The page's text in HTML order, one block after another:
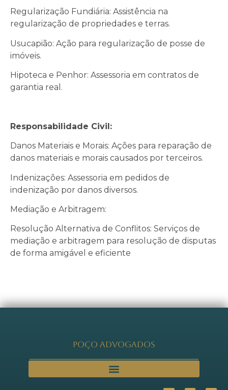
Regularização Fundiária: Assistência na
regularização de propriedades e terras.
Usucapião: Ação para regularização de posse de
imóveis.
Hipoteca e Penhor: Assessoria em contratos de
garantia real.
Responsabilidade Civil:
Danos Materiais e Morais: Ações para reparação de
danos materiais e morais causados por terceiros.
Indenizações: Assessoria em pedidos de
indenização por danos diversos.
Mediação e Arbitragem:
Resolução Alternativa de Conflitos: Serviços de
mediação e arbitragem para resolução de disputas
de forma amigável e eficiente
Poço Advogados